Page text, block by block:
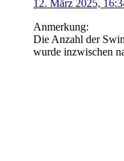
12. März 2025,
Anmerkung:
Die Anzahl der
wurde inzwischen